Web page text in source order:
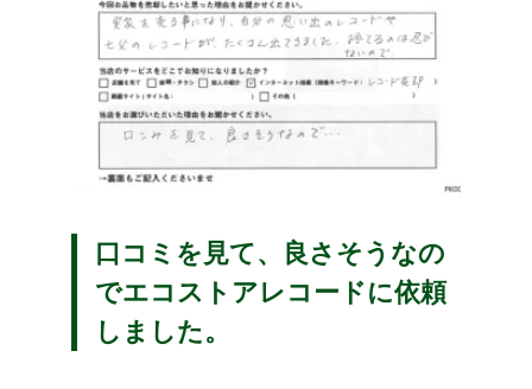
口コミを見て、良さそうなの
でエコストアレコードに依頼
しました。